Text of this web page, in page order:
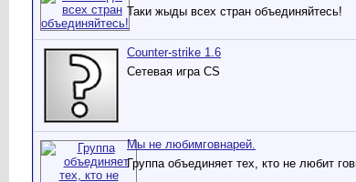
Таки жыды всех стран объединяйтесь!
Counter-strike 1.6
Сетевая игра CS
Мы не любимговнарей.
Группа объединяет тех, кто не любит